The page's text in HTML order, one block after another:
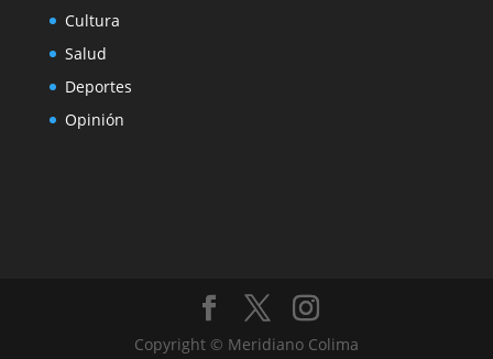
Cultura
Salud
Deportes
Opinión
Copyright © Meridiano Colima